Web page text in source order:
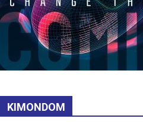
KIMONDOM